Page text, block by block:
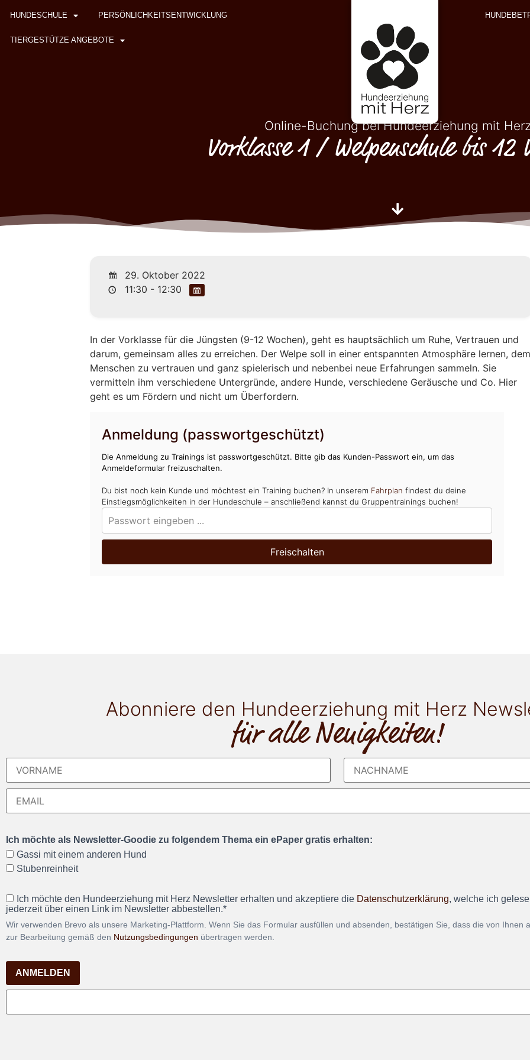
HUNDESCHULE PERSÖNLICHKEITSENTWICKLUNG
TIERGESTÜTZE ANGEBOTE
Online-Buchung bei Hundeerziehung mit
Vorklasse 1 / Welpenschule bis 12
29. Oktober 2022
11:30 - 12:30
In der Vorklasse für die Jüngsten (9-12 Wochen), geht es hauptsächlich um Ruhe, Vertrauen und
darum, gemeinsam alles zu erreichen. Der Welpe soll in einer entspannten Atmosphäre lernen,
Menschen zu vertrauen und ganz spielerisch und nebenbei neue Erfahrungen sammeln. Sie
vermitteln ihm verschiedene Untergründe, andere Hunde, verschiedene Geräusche und Co. Hier
geht es um Fördern und nicht um Überfordern.
Anmeldung (passwortgeschützt)
Die Anmeldung zu Trainings ist passwortgeschützt. Bitte gib das Kunden-Passwort ein, um das
Anmeldeformular freizuschalten.
Du bist noch kein Kunde und möchtest ein Training buchen? In unserem Fahrplan findest du deine
Einstiegsmöglichkeiten in der Hundeschule – anschließend kannst du Gruppentrainings buchen!
Freischalten
Abonniere den Hundeerziehung mit Herz
für alle Neuigkeiten!
Ich möchte als Newsletter-Goodie zu folgendem Thema ein ePaper gratis erhalten:
Gassi mit einem anderen Hund
Stubenreinheit
Ich möchte den Hundeerziehung mit Herz Newsletter erhalten und akzeptiere die Datenschutzerklärung, welche ich
jederzeit über einen Link im Newsletter abbestellen.*
Wir verwenden Brevo als unsere Marketing-Plattform. Wenn Sie das Formular ausfüllen und absenden, bestätigen Sie, dass die von Ihnen
zur Bearbeitung gemäß den Nutzungsbedingungen übertragen werden.
ANMELDEN